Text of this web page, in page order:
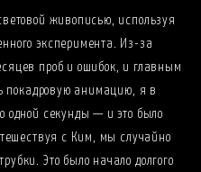
живописью, используя
эксперимента. Из-за
проб и ошибок, и главным
покадровую анимацию, я в
одной секунды — и это было
с Ким, мы случайно
Это было начало долгого